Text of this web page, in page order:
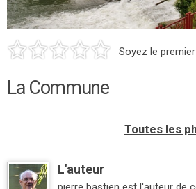
Soyez le
La Commune
Toutes les
L'auteur